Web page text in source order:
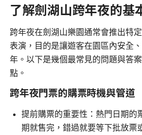
了解劍湖山跨年夜的基
跨年夜在劍湖山樂園通常會推出特
表演，目的是讓遊客在園區內安全
年。以下是幾個最常見的問題與答
點。
跨年夜門票的購票時機與管道
提前購票的重要性：熱門日期的
期就售完，錯過就要等下批放票